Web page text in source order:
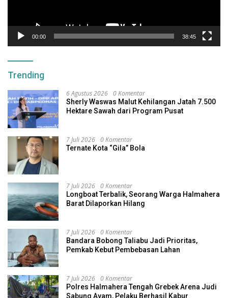
00:00 38:45
Trending
6 Agustus 2026 0 Komentar
Sherly Waswas Malut Kehilangan Jatah 7.500
Hektare Sawah dari Program Pusat
7 Juli 2026 0 Komentar
Ternate Kota “Gila” Bola
7 Juli 2026 0 Komentar
Longboat Terbalik, Seorang Warga Halmahera
Barat Dilaporkan Hilang
7 Juli 2026 0 Komentar
Bandara Bobong Taliabu Jadi Prioritas,
Pemkab Kebut Pembebasan Lahan
7 Juli 2026 0 Komentar
Polres Halmahera Tengah Grebek Arena Judi
Sabung Ayam, Pelaku Berhasil Kabur